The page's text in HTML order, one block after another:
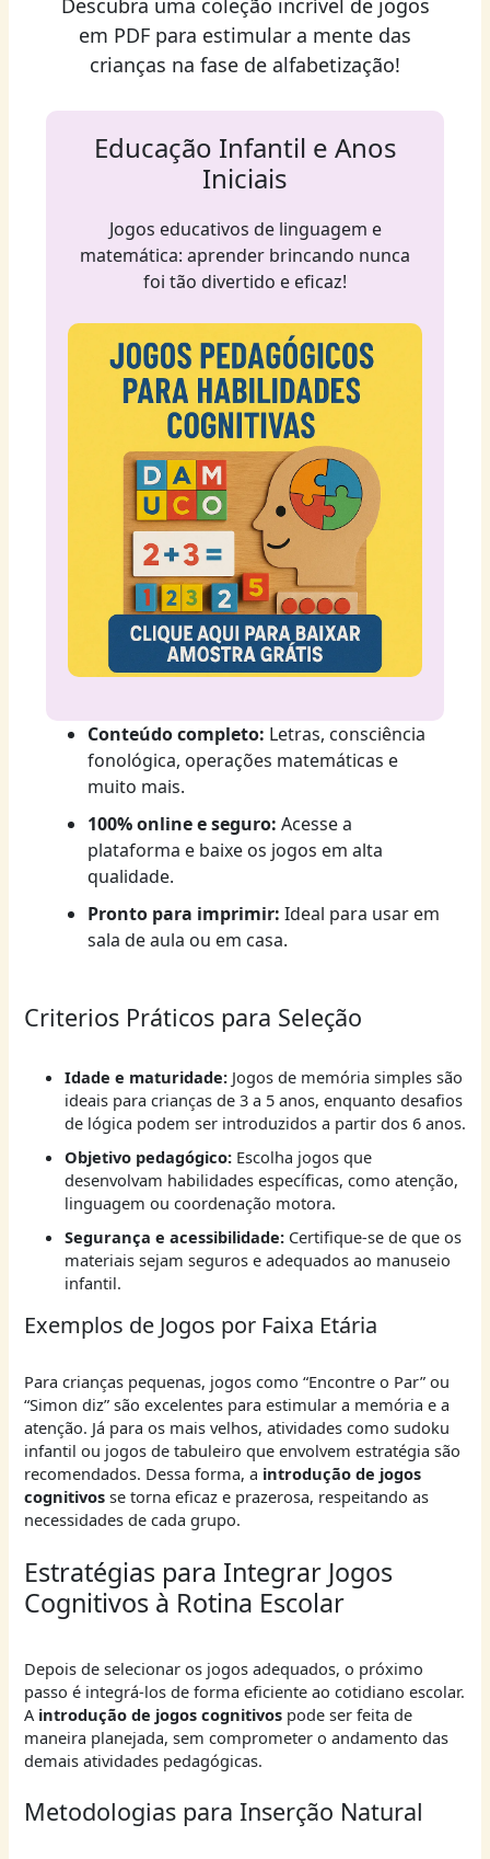
em PDF para estimular a mente das
crianças na fase de alfabetização!
Educação Infantil e Anos
Iniciais
Jogos educativos de linguagem e
matemática: aprender brincando nunca
foi tão divertido e eficaz!
Conteúdo completo: Letras, consciência
fonológica, operações matemáticas e
muito mais.
100% online e seguro: Acesse a
plataforma e baixe os jogos em alta
qualidade.
Pronto para imprimir: Ideal para usar em
sala de aula ou em casa.
Criterios Práticos para Seleção
Idade e maturidade:Jogos de memória simples são
ideais para crianças de 3 a 5 anos, enquanto desafios
de lógica podem ser introduzidos a partir dos 6 anos.
Objetivo pedagógico:Escolha jogos que
desenvolvam habilidades específicas, como atenção,
linguagem ou coordenação motora.
Segurança e acessibilidade:Certifique-se de que os
materiais sejam seguros e adequados ao manuseio
infantil.
Exemplos de Jogos por Faixa Etária
Para crianças pequenas, jogos como “Encontre o Par” ou
“Simon diz” são excelentes para estimular a memória e a
atenção. Já para os mais velhos, atividades como sudoku
infantil ou jogos de tabuleiro que envolvem estratégia são
recomendados. Dessa forma, a introdução de jogos
cognitivos se torna eficaz e prazerosa, respeitando as
necessidades de cada grupo.
Estratégias para Integrar Jogos
Cognitivos à Rotina Escolar
Depois de selecionar os jogos adequados, o próximo
passo é integrá-los de forma eficiente ao cotidiano escolar.
A introdução de jogos cognitivos pode ser feita de
maneira planejada, sem comprometer o andamento das
demais atividades pedagógicas.
Metodologias para Inserção Natural